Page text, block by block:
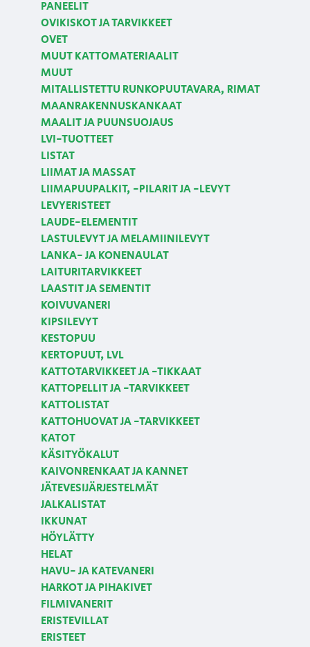
PANEELIT
OVIKISKOT JA TARVIKKEET
OVET
MUUT KATTOMATERIAALIT
MUUT
MITALLISTETTU RUNKOPUUTAVARA, RIMAT
MAANRAKENNUSKANKAAT
MAALIT JA PUUNSUOJAUS
LVI-TUOTTEET
LISTAT
LIIMAT JA MASSAT
LIIMAPUUPALKIT, -PILARIT JA -LEVYT
LEVYERISTEET
LAUDE-ELEMENTIT
LASTULEVYT JA MELAMIINILEVYT
LANKA- JA KONENAULAT
LAITURITARVIKKEET
LAASTIT JA SEMENTIT
KOIVUVANERI
KIPSILEVYT
KESTOPUU
KERTOPUUT, LVL
KATTOTARVIKKEET JA -TIKKAAT
KATTOPELLIT JA -TARVIKKEET
KATTOLISTAT
KATTOHUOVAT JA -TARVIKKEET
KATOT
KÄSITYÖKALUT
KAIVONRENKAAT JA KANNET
JÄTEVESIJÄRJESTELMÄT
JALKALISTAT
IKKUNAT
HÖYLÄTTY
HELAT
HAVU- JA KATEVANERI
HARKOT JA PIHAKIVET
FILMIVANERIT
ERISTEVILLAT
ERISTEET